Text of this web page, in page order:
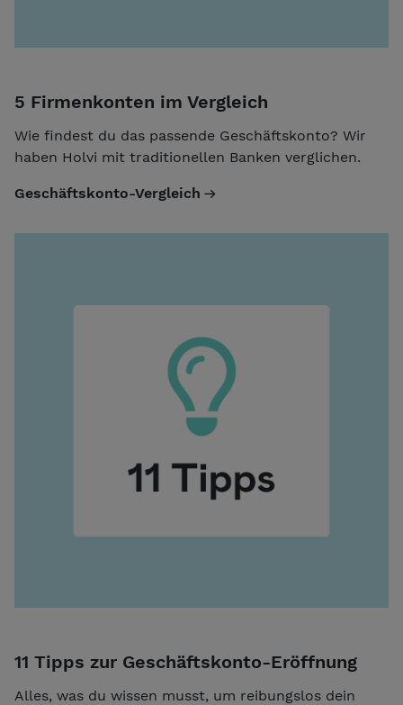
5 Firmenkonten im Vergleich
Wie findest du das passende Geschäftskonto? Wir
haben Holvi mit traditionellen Banken verglichen.
Geschäftskonto-Vergleich
11 Tipps zur Geschäftskonto-Eröffnung
Alles, was du wissen musst, um reibungslos dein